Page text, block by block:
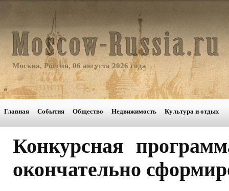
Москва, Россия, 06 августа 2026 года
Главная События Общество Недвижимость Культура и отдых
Конкурсная
окончательно